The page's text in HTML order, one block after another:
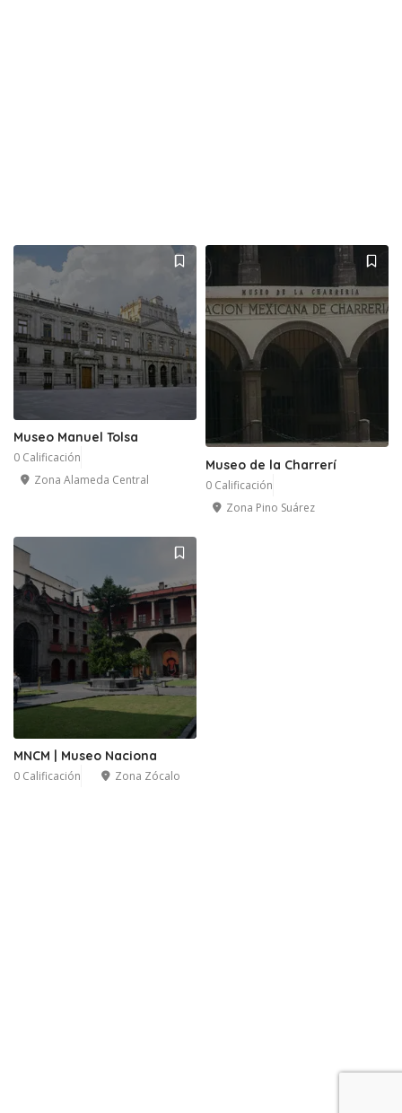
Museo Manuel Tolsa
0 Calificación
Zona Alameda Central
Museo de la Charrerí
0 Calificación
Zona Pino Suárez
MNCM | Museo Naciona
0 Calificación Zona Zócalo